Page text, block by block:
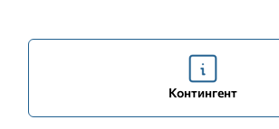
Контингент